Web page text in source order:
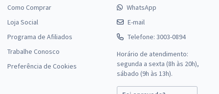
Como Comprar
Loja Social
Programa de Afiliados
Trabalhe Conosco
Preferência de Cookies
WhatsApp
E-mail
Telefone: 3003-0894
Horário de atendimento:
segunda a sexta (8h às 20h),
sábado (9h às 13h).